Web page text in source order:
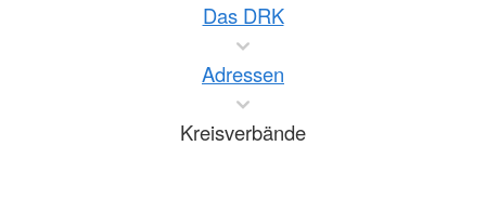
Das DRK
Adressen
Kreisverbände